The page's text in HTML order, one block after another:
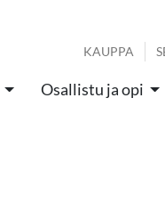
KAUPPA
Osallistu ja opi